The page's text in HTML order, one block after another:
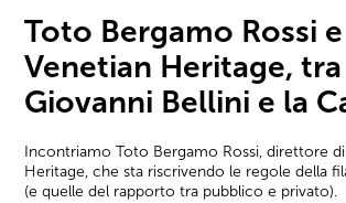
Toto Bergamo Rossi e
Venetian Heritage, tra
Giovanni Bellini e la
Incontriamo Toto Bergamo Rossi, direttore
Heritage, che sta riscrivendo le regole della
(e quelle del rapporto tra pubblico e privato).